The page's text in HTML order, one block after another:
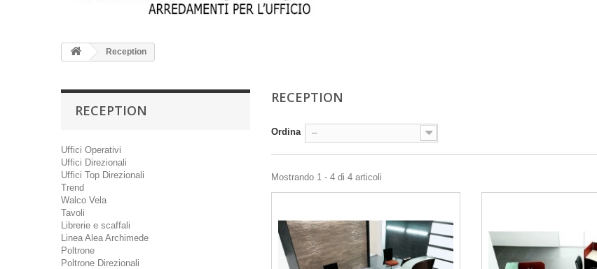
Reception
RECEPTION
Uffici Operativi
Uffici Direzionali
Uffici Top Direzionali
Trend
Walco Vela
Tavoli
Librerie e scaffali
Linea Alea Archimede
Poltrone
Poltrone Direzionali
RECEPTION
Ordina --
Mostrando 1 - 4 di 4 articoli